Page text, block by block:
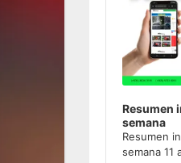
Resumen
semana
Resumen
semana 11